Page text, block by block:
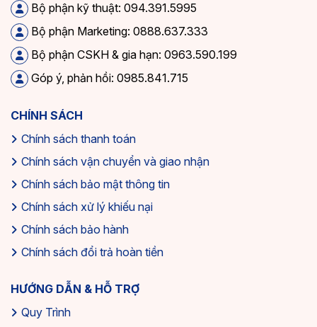
Bộ phận kỹ thuật: 094.391.5995
Bộ phận Marketing: 0888.637.333
Bộ phận CSKH & gia hạn: 0963.590.199
Góp ý, phản hồi: 0985.841.715
CHÍNH SÁCH
Chính sách thanh toán
Chính sách vận chuyển và giao nhận
Chính sách bảo mật thông tin
Chính sách xử lý khiếu nại
Chính sách bảo hành
Chính sách đổi trả hoàn tiền
HƯỚNG DẪN & HỖ TRỢ
Quy Trình